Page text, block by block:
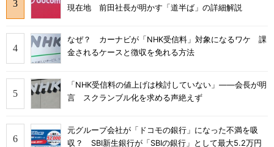
現在地 前田社長が明かす「道半ば」の詳細解説
なぜ？ カーナビが「NHK受信料」対象になるワケ 課
金されるケースと徴収を免れる方法
「NHK受信料の値上げは検討していない」――会長が明
言 スクランブル化を求める声絶えず
元グループ会社が「ドコモの銀行」になった不満を吸
収？ SBI新生銀行が「SBIの銀行」として最大5.2万円